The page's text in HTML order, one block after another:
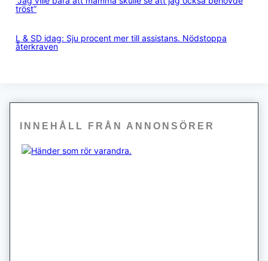
tröst”
L & SD idag: Sju procent mer till assistans. Nödstoppa
återkraven
INNEHÅLL FRÅN ANNONSÖRER